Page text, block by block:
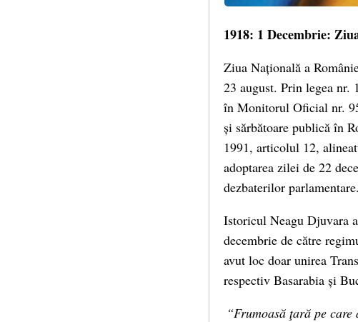
1918: 1 Decembrie:
Ziua Națională a
23 august. Prin legea
în Monitorul Oficial nr.
și sărbătoare publică în
1991, articolul 12,
adoptarea zilei de 22
dezbaterilor parlamentare.
Istoricul Neagu Djuvara
decembrie de către
avut loc doar unirea
respectiv Basarabia și
“Frumoasă ţară pe